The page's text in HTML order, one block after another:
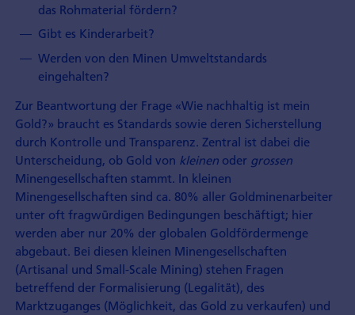
das Rohmaterial fördern?
Gibt es Kinderarbeit?
Werden von den Minen Umweltstandards
eingehalten?
Zur Beantwortung der Frage «Wie nachhaltig ist mein
Gold?» braucht es Standards sowie deren Sicherstellung
durch Kontrolle und Transparenz. Zentral ist dabei die
Unterscheidung, ob Gold von kleinenoder grossen
Minengesellschaften stammt. In kleinen
Minengesellschaften sind ca. 80% aller Goldminenarbeiter
unter oft fragwürdigen Bedingungen beschäftigt; hier
werden aber nur 20% der globalen Goldfördermenge
abgebaut. Bei diesen kleinen Minengesellschaften
(Artisanal und Small-Scale Mining) stehen Fragen
betreffend der Formalisierung (Legalität), des
Marktzuganges (Möglichkeit, das Gold zu verkaufen) und